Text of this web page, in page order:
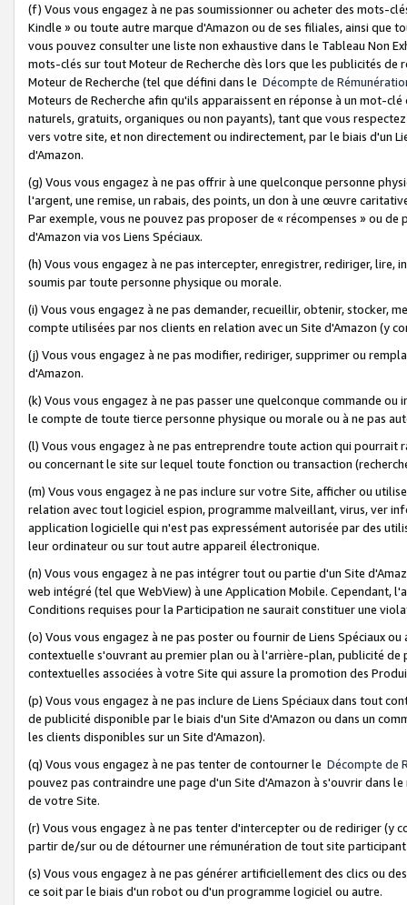
(f) Vous vous engagez à ne pas soumissionner ou acheter des mots-
Kindle » ou toute autre marque d'Amazon ou de ses filiales, ainsi que
vous pouvez consulter une liste non exhaustive dans le Tableau Non
mots-clés sur tout Moteur de Recherche dès lors que les publicités de
Moteur de Recherche (tel que défini dans le Décompte de
Moteurs de Recherche afin qu'ils apparaissent en réponse à un mot-
naturels, gratuits, organiques ou non payants), tant que vous
vers votre site, et non directement ou indirectement, par le biais d'un
d'Amazon.
(g) Vous vous engagez à ne pas offrir à une quelconque personne
l'argent, une remise, un rabais, des points, un don à une œuvre
Par exemple, vous ne pouvez pas proposer de « récompenses » ou
d'Amazon via vos Liens Spéciaux.
(h) Vous vous engagez à ne pas intercepter, enregistrer, rediriger,
soumis par toute personne physique ou morale.
(i) Vous vous engagez à ne pas demander, recueillir, obtenir, stocker,
compte utilisées par nos clients en relation avec un Site d'Amazon (y
(j) Vous vous engagez à ne pas modifier, rediriger, supprimer ou
d'Amazon.
(k) Vous vous engagez à ne pas passer une quelconque commande
le compte de toute tierce personne physique ou morale ou à ne pas
(l) Vous vous engagez à ne pas entreprendre toute action qui
ou concernant le site sur lequel toute fonction ou transaction
(m) Vous vous engagez à ne pas inclure sur votre Site, afficher ou
relation avec tout logiciel espion, programme malveillant, virus, ver
application logicielle qui n'est pas expressément autorisée par des
leur ordinateur ou sur tout autre appareil électronique.
(n) Vous vous engagez à ne pas intégrer tout ou partie d'un Site
web intégré (tel que WebView) à une Application Mobile. Cependant,
Conditions requises pour la Participation ne saurait constituer une
(o) Vous vous engagez à ne pas poster ou fournir de Liens Spéciaux
contextuelle s'ouvrant au premier plan ou à l'arrière-plan, publicité
contextuelles associées à votre Site qui assure la promotion des
(p) Vous vous engagez à ne pas inclure de Liens Spéciaux dans tout
de publicité disponible par le biais d'un Site d'Amazon ou dans un
les clients disponibles sur un Site d'Amazon).
(q) Vous vous engagez à ne pas tenter de contourner le Décompte de
pouvez pas contraindre une page d'un Site d'Amazon à s'ouvrir dans
de votre Site.
(r) Vous vous engagez à ne pas tenter d'intercepter ou de rediriger
partir de/sur ou de détourner une rémunération de tout site
(s) Vous vous engagez à ne pas générer artificiellement des clics ou
ce soit par le biais d'un robot ou d'un programme logiciel ou autre.